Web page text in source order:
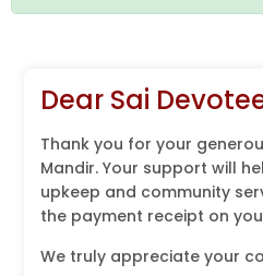
Dear Sai
Thank you for your
Mandir. Your support will
upkeep and community
the payment receipt on
We truly appreciate your